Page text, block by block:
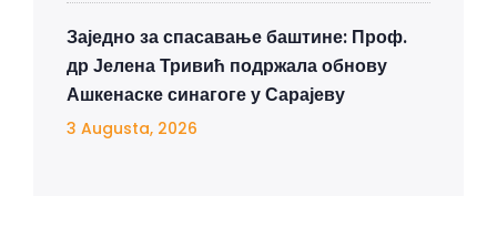
Заједно за спасавање баштине: Проф.
др Јелена Тривић подржала обнову
Ашкенаске синагоге у Сарајеву
3 Augusta, 2026